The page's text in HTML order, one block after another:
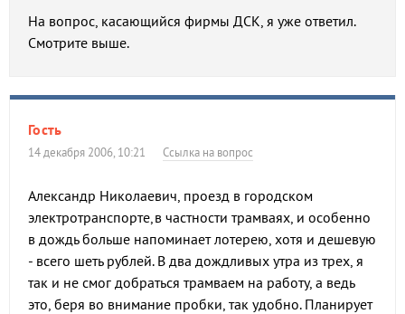
На вопрос, касающийся фирмы ДСК, я уже ответил.
Смотрите выше.
Гость
14 декабря 2006, 10:21 Ссылка на вопрос
Александр Николаевич, проезд в городском
электротранспорте,в частности трамваях, и особенно
в дождь больше напоминает лотерею, хотя и дешевую
- всего шеть рублей. В два дождливых утра из трех, я
так и не смог добраться трамваем на работу, а ведь
это, беря во внимание пробки, так удобно. Планирует